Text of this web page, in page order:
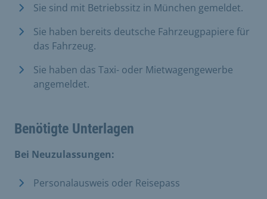
Sie sind mit Betriebssitz in München gemeldet.
Sie haben bereits deutsche Fahrzeugpapiere für
das Fahrzeug.
Sie haben das Taxi- oder Mietwagengewerbe
angemeldet.
Benötigte Unterlagen
Bei Neuzulassungen:
Personalausweis oder Reisepass